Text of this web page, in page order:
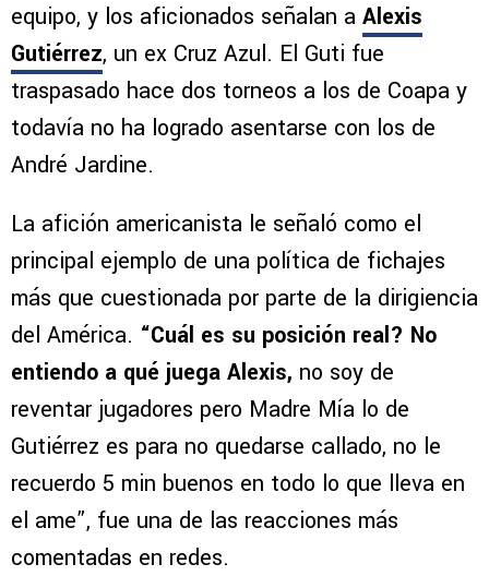
equipo, y los aficionados señalan a Alexis
Gutiérrez, un ex Cruz Azul. El Guti fue
traspasado hace dos torneos a los de Coapa y
todavía no ha logrado asentarse con los de
André Jardine.
La afición americanista le señaló como el
principal ejemplo de una política de fichajes
más que cuestionada por parte de la dirigiencia
del América. “Cuál es su posición real? No
entiendo a qué juega Alexis, no soy de
reventar jugadores pero Madre Mía lo de
Gutiérrez es para no quedarse callado, no le
recuerdo 5 min buenos en todo lo que lleva en
el ame”, fue una de las reacciones más
comentadas en redes.